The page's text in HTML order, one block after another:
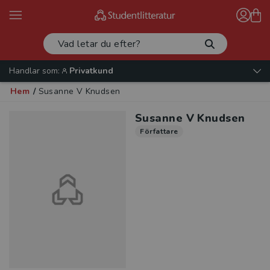
Handlar som:
Privatkund
Hem / Susanne V Knudsen
Susanne V Knudsen
Författare